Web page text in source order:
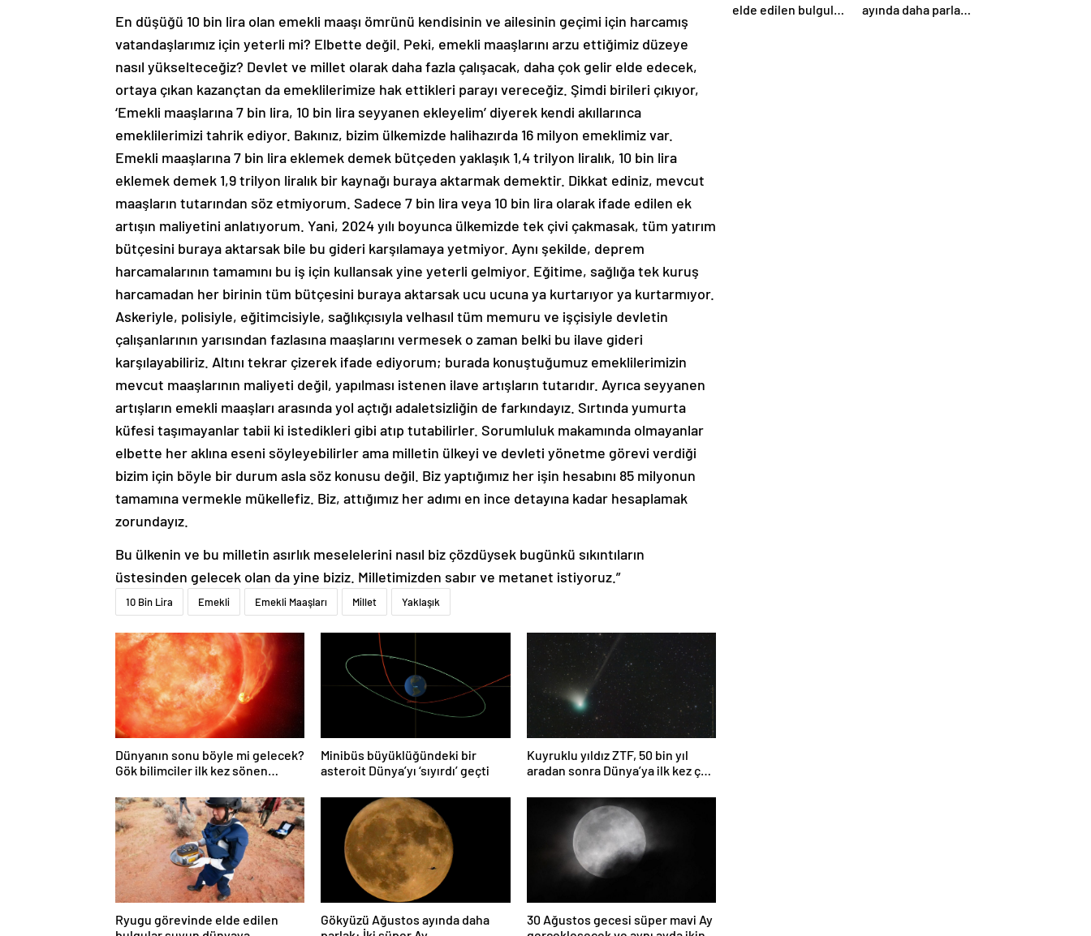
En düşüğü 10 bin lira olan emekli maaşı ömrünü kendisinin ve ailesinin geçimi için harcamış
vatandaşlarımız için yeterli mi? Elbette değil. Peki, emekli maaşlarını arzu ettiğimiz düzeye
nasıl yükselteceğiz? Devlet ve millet olarak daha fazla çalışacak, daha çok gelir elde edecek,
ortaya çıkan kazançtan da emeklilerimize hak ettikleri parayı vereceğiz. Şimdi birileri çıkıyor,
‘Emekli maaşlarına 7 bin lira, 10 bin lira seyyanen ekleyelim’ diyerek kendi akıllarınca
emeklilerimizi tahrik ediyor. Bakınız, bizim ülkemizde halihazırda 16 milyon emeklimiz var.
Emekli maaşlarına 7 bin lira eklemek demek bütçeden yaklaşık 1,4 trilyon liralık, 10 bin lira
eklemek demek 1,9 trilyon liralık bir kaynağı buraya aktarmak demektir. Dikkat ediniz, mevcut
maaşların tutarından söz etmiyorum. Sadece 7 bin lira veya 10 bin lira olarak ifade edilen ek
artışın maliyetini anlatıyorum. Yani, 2024 yılı boyunca ülkemizde tek çivi çakmasak, tüm yatırım
bütçesini buraya aktarsak bile bu gideri karşılamaya yetmiyor. Aynı şekilde, deprem
harcamalarının tamamını bu iş için kullansak yine yeterli gelmiyor. Eğitime, sağlığa tek kuruş
harcamadan her birinin tüm bütçesini buraya aktarsak ucu ucuna ya kurtarıyor ya kurtarmıyor.
Askeriyle, polisiyle, eğitimcisiyle, sağlıkçısıyla velhasıl tüm memuru ve işçisiyle devletin
çalışanlarının yarısından fazlasına maaşlarını vermesek o zaman belki bu ilave gideri
karşılayabiliriz. Altını tekrar çizerek ifade ediyorum; burada konuştuğumuz emeklilerimizin
mevcut maaşlarının maliyeti değil, yapılması istenen ilave artışların tutarıdır. Ayrıca seyyanen
artışların emekli maaşları arasında yol açtığı adaletsizliğin de farkındayız. Sırtında yumurta
küfesi taşımayanlar tabii ki istedikleri gibi atıp tutabilirler. Sorumluluk makamında olmayanlar
elbette her aklına eseni söyleyebilirler ama milletin ülkeyi ve devleti yönetme görevi verdiği
bizim için böyle bir durum asla söz konusu değil. Biz yaptığımız her işin hesabını 85 milyonun
tamamına vermekle mükellefiz. Biz, attığımız her adımı en ince detayına kadar hesaplamak
zorundayız.
Bu ülkenin ve bu milletin asırlık meselelerini nasıl biz çözdüysek bugünkü sıkıntıların
üstesinden gelecek olan da yine biziz. Milletimizden sabır ve metanet istiyoruz.”
10 Bin Lira Emekli Emekli Maaşları Millet Yaklaşık
Dünyanın sonu böyle mi gelecek?
Gök bilimciler ilk kez sönen
oldu
Minibüs büyüklüğündeki bir
asteroit Dünya’yı ‘sıyırdı’ geçti
Kuyruklu yıldız ZTF, 50 bin yıl
aradan sonra Dünya’ya ilk kez çok
Ryugu görevinde elde edilen
Gökyüzü Ağustos ayında daha
30 Ağustos gecesi süper mavi Ay
elde edilen bulgular
ayında daha parlak: